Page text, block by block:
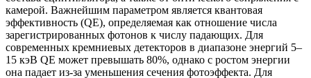
камерой. Важнейшим параметром является квантовая
эффективность (QE), определяемая как отношение числа
зарегистрированных фотонов к числу падающих. Для
современных кремниевых детекторов в диапазоне энергий 5–
15 кэВ QE может превышать 80%, однако с ростом энергии
она падает из-за уменьшения сечения фотоэффекта. Для